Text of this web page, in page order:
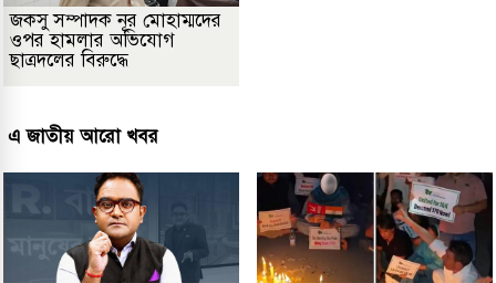
জকসু সম্পাদক নূর মোহাম্মদের
ওপর হামলার অভিযোগ
ছাত্রদলের বিরুদ্ধে
এ জাতীয় আরো খবর